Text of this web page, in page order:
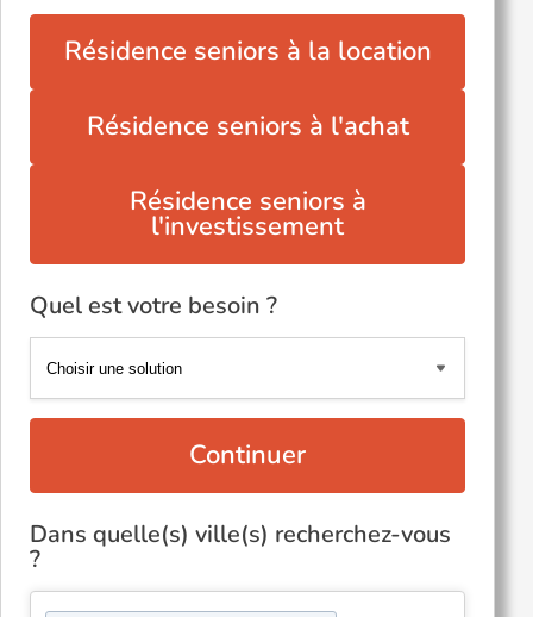
Résidence seniors à la location
Résidence seniors à l'achat
Résidence seniors à
l'investissement
Quel est votre besoin ?
Continuer
Dans quelle(s) ville(s) recherchez-vous
?